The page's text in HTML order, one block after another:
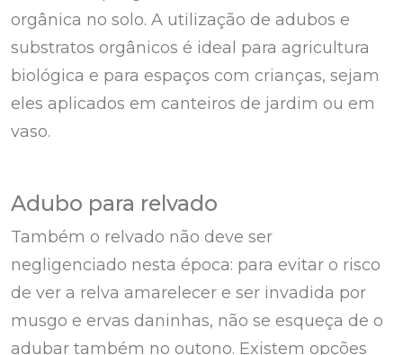
orgânica no solo. A utilização de adubos e
substratos orgânicos é ideal para agricultura
biológica e para espaços com crianças, sejam
eles aplicados em canteiros de jardim ou em
vaso.
Adubo para relvado
Também o relvado não deve ser
negligenciado nesta época: para evitar o risco
de ver a relva amarelecer e ser invadida por
musgo e ervas daninhas, não se esqueça de o
adubar também no outono. Existem opções